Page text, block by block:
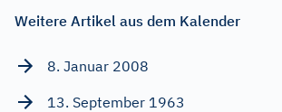
Weitere Artikel aus dem Kalender
8. Januar 2008
13. September 1963